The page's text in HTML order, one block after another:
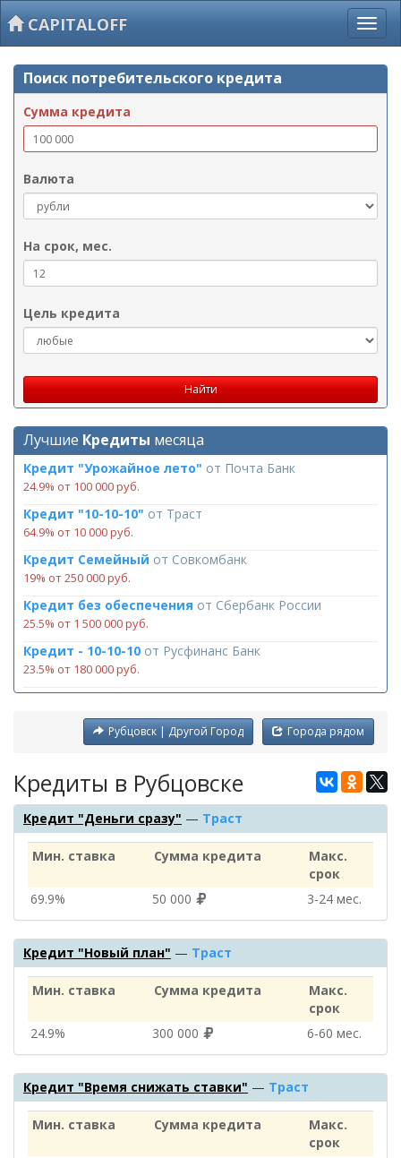
CAPITALOFF
Поиск потребительского кредита
Сумма кредита
Валюта
На срок, мес.
Цель кредита
Лучшие Кредиты месяца
Кредит "Урожайное лето" от Почта Банк
24.9% от 100 000 руб.
Кредит "10-10-10" от Траст
64.9% от 10 000 руб.
Кредит Семейный от Совкомбанк
19% от 250 000 руб.
Кредит без обеспечения от Сбербанк России
25.5% от 1 500 000 руб.
Кредит - 10-10-10 от Русфинанс Банк
23.5% от 180 000 руб.
Города рядом
Рубцовск | Другой Город
Кредиты в Рубцовске
Кредит "Деньги сразу" — Траст
Мин. ставка Сумма кредита
Макс.
срок
69.9%
50 000 3‑24 мес.
Кредит "Новый план" — Траст
Мин. ставка Сумма кредита
Макс.
срок
24.9%
300 000 6‑60 мес.
Кредит "Время снижать ставки" — Траст
Мин. ставка Сумма кредита
Макс.
срок